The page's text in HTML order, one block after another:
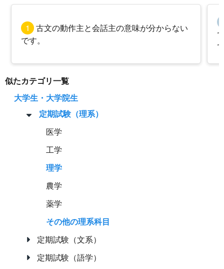
1
古文の動作主と会話主の意味が分からない
です。
似たカテゴリ一覧
大学生・大学院生
定期試験（理系）
医学
工学
理学
農学
薬学
その他の理系科目
定期試験（文系）
定期試験（語学）